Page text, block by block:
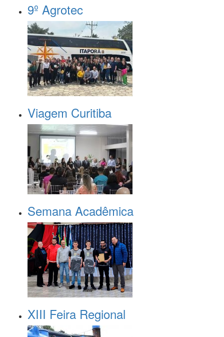
9º Agrotec
Viagem Curitiba
Semana Acadêmica
XIII Feira Regional